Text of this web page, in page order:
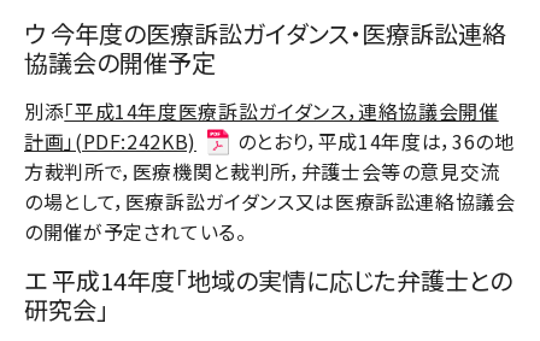
ウ 今年度の医療訴訟ガイダンス・医療訴訟連絡
協議会の開催予定
別添「平成14年度医療訴訟ガイダンス，連絡協議会開催
計画」(PDF:242KB)
のとおり，平成14年度は，36の地
方裁判所で，医療機関と裁判所，弁護士会等の意見交流
の場として，医療訴訟ガイダンス又は医療訴訟連絡協議会
の開催が予定されている。
エ 平成14年度「地域の実情に応じた弁護士との
研究会」